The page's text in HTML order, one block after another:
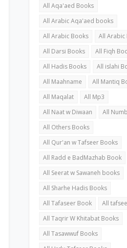
All Aqa'aed Books
All Arabic Aqa'aed books
All Arabic Books
All Arabic
All Darsi Books
All Fiqh
All Hadis Books
All islahi
All Maahname
All Mantiq
All Maqalat
All Mp3
All Naat w Diwaan
All
All Others Books
All Qur'an w Tafseer Books
All Radd e BadMazhab Book
All Seerat w Sawaneh books
All Sharhe Hadis Books
All Tafaseer Book
All
All Taqrir W Khitabat Books
All Tasawwuf Books